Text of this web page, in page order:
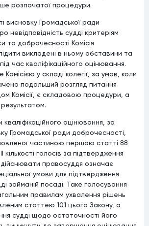
розпочатої процедури.
Громадської ради
невідповідність судді критеріям
та доброчесності Комісія
викладені в ньому обставини та
час кваліфікаційного оцінювання.
Комісією у складі колегії, за умов, коли
подальший розгляд питання
Комісії, є складовою процедури, а
оцінювання, за
Громадської ради доброчесності,
частиною першою статті 88
голосів за підтвердження
правосуддя означає
умови для підтвердження
займаній посаді. Таке голосування
правилам ухвалення рішень
статтею 101 цього Закону, а
судді щодо остаточності його